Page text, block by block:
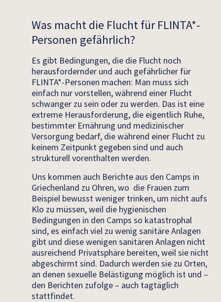
Was macht die Flucht für FLINTA*-
Personen gefährlich?
Es gibt Bedingungen, die die Flucht noch
herausfordernder und auch gefährlicher für
FLINTA*-Personen machen: Man muss sich
einfach nur vorstellen, während einer Flucht
schwanger zu sein oder zu werden. Das ist eine
extreme Herausforderung, die eigentlich Ruhe,
bestimmter Ernährung und medizinischer
Versorgung bedarf, die während einer Flucht zu
keinem Zeitpunkt gegeben sind und auch
strukturell vorenthalten werden.
Uns kommen auch Berichte aus den Camps in
Griechenland zu Ohren, wo die Frauen zum
Beispiel bewusst weniger trinken, um nicht aufs
Klo zu müssen, weil die hygienischen
Bedingungen in den Camps so katastrophal
sind, es einfach viel zu wenig sanitäre Anlagen
gibt und diese wenigen sanitären Anlagen nicht
ausreichend Privatsphäre bereiten, weil sie nicht
abgeschirmt sind. Dadurch werden sie zu Orten,
an denen sexuelle Belästigung möglich ist und –
den Berichten zufolge – auch tagtäglich
stattfindet.